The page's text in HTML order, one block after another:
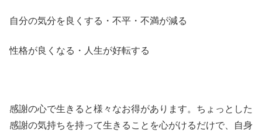
自分の気分を良くする・不平・不満が減る
性格が良くなる・人生が好転する
感謝の心で生きると様々なお得があります。ちょっとした
感謝の気持ちを持って生きることを心がけるだけで、自身